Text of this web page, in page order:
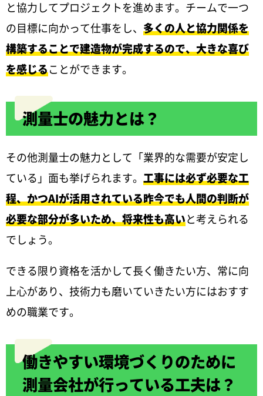
と協力してプロジェクトを進めます。チームで一つ
の目標に向かって仕事をし、 多くの人と協力関係を
構築することで建造物が完成するので、大きな喜び
を感じることができます。
測量士の魅力とは？
その他測量士の魅力として「業界的な需要が安定し
ている」面も挙げられます。 工事には必ず必要な工
程、かつAIが活用されている昨今でも人間の判断が
必要な部分が多いため、将来性も高いと考えられる
でしょう。
できる限り資格を活かして長く働きたい方、常に向
上心があり、技術力も磨いていきたい方にはおすす
めの職業です。
働きやすい環境づくりのために
測量会社が行っている工夫は？